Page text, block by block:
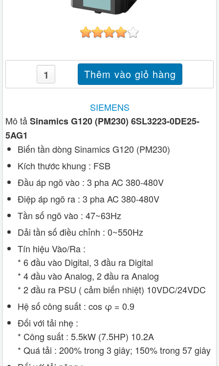
SIEMENS
Mô tảSinamics G120 (PM230) 6SL3223-0DE25-
5AG1
Biến tần dòng Sinamics G120 (PM230)
Kích thước khung : FSB
Đầu áp ngõ vào : 3 pha AC 380-480V
Điệp áp ngõ ra : 3 pha AC 380-480V
Tần số ngõ vào : 47~63Hz
Dải tần số điều chỉnh : 0~550Hz
Tín hiệu Vào/Ra :
* 6 đầu vào Digital, 3 đầu ra Digital
* 4 đầu vào Analog, 2 đầu ra Analog
* 2 đầu ra PSU ( cảm biến nhiệt) 10VDC/24VDC
Hệ số công suất : cos φ = 0.9
Đối với tải nhẹ :
* Công suất : 5.5kW (7.5HP) 10.2A
* Quá tải : 200% trong 3 giây; 150% trong 57 giây